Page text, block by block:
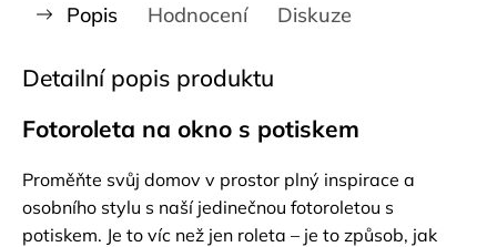
Popis Hodnocení Diskuze
Detailní popis produktu
Fotoroleta na okno s potiskem
Proměňte svůj domov v prostor plný inspirace a
osobního stylu s naší jedinečnou fotoroletou s
potiskem. Je to víc než jen roleta – je to způsob, jak